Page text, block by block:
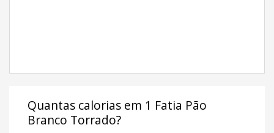
Quantas calorias em 1 Fatia Pão
Branco Torrado?